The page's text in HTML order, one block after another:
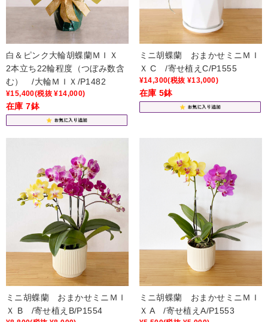
白＆ピンク大輪胡蝶蘭ＭＩＸ
2本立ち22輪程度（つぼみ数含
む） /大輪ＭＩＸ/P1482
¥15,400(税抜 ¥14,000)
在庫 7鉢
ミニ胡蝶蘭 おまかせミニＭＩ
Ｘ C /寄せ植えC/P1555
¥14,300(税抜 ¥13,000)
在庫 5鉢
ミニ胡蝶蘭 おまかせミニＭＩ
Ｘ B /寄せ植えB/P1554
ミニ胡蝶蘭 おまかせミニＭＩ
Ｘ A /寄せ植えA/P1553